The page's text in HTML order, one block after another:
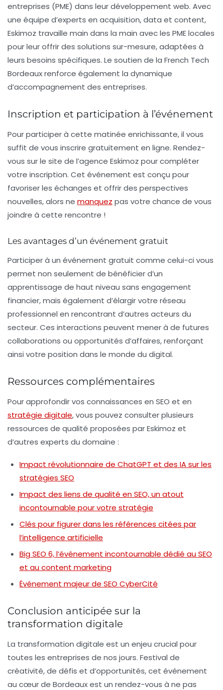
entreprises (PME) dans leur développement web. Avec
une équipe d’experts en acquisition,data et content,
Eskimoz travaille main dans la main avec les PME locales
pour leur offrir des solutions sur-mesure, adaptées à
leurs besoins spécifiques. Le soutien de la French Tech
Bordeaux renforce également la dynamique
d’accompagnement des entreprises.
Inscription et participation à l’événement
Pour participer à cette matinée enrichissante, il vous
suffit de vous inscrire gratuitement en ligne. Rendez-
vous sur le site de l’agence Eskimoz pour compléter
votre inscription. Cet événement est conçu pour
favoriser les échanges et offrir des perspectives
nouvelles, alors ne manquez pas votre chance de vous
joindre à cette rencontre !
Les avantages d’un événement gratuit
Participer à un événement gratuit comme celui-ci vous
permet non seulement de bénéficier d’un
apprentissage de haut niveau sans engagement
financier, mais également d’élargir votre réseau
professionnel en rencontrant d’autres acteurs du
secteur. Ces interactions peuvent mener à de futures
collaborations ou opportunités d’affaires, renforçant
ainsi votre position dans le monde du digital.
Ressources complémentaires
Pour approfondir vos connaissances en SEO et en
stratégie digitale, vous pouvez consulter plusieurs
ressources de qualité proposées par Eskimoz et
d’autres experts du domaine :
Impact révolutionnaire de ChatGPT et des IA sur les
stratégies SEO
Impact des liens de qualité en SEO, un atout
incontournable pour votre stratégie
Clés pour figurer dans les références citées par
l’intelligence artificielle
Big SEO 6, l’événement incontournable dédié au SEO
et au content marketing
Événement majeur de SEO CyberCité
Conclusion anticipée sur la
transformation digitale
La transformation digitale est un enjeu crucial pour
toutes les entreprises de nos jours. Festival de
créativité, de défis et d’opportunités, cet événement
au cœur de Bordeaux est un rendez-vous à ne pas